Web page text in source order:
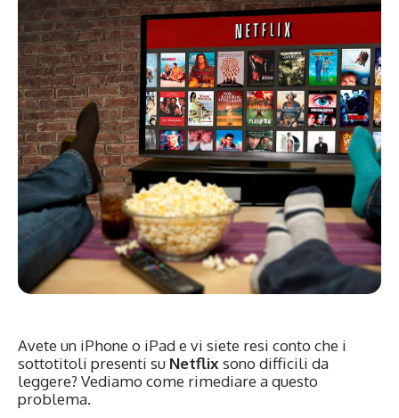
Avete un iPhone o iPad e vi siete resi conto che i
sottotitoli presenti su Netflix sono difficili da
leggere? Vediamo come rimediare a questo
problema.